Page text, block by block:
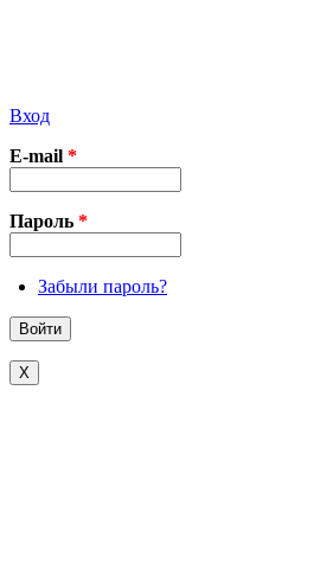
Вход
E-mail *
Пароль *
Забыли пароль?
X